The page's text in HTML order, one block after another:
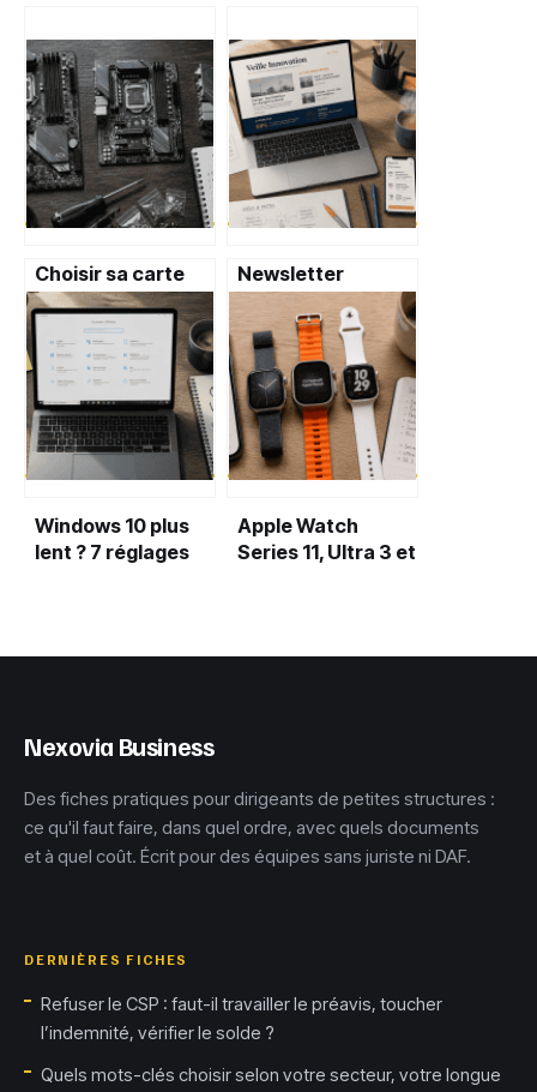
Choisir sa carte
mère : 3 erreurs
fatales qui brident
les performances
de votre PC
Newsletter
innovation : 10
articles clés et 3
méthodes pour
maîtriser votre
veille stratégique
Windows 10 plus
lent ? 7 réglages
Apple Watch
Series 11, Ultra 3 et
Nexovia Business
Des fiches pratiques pour dirigeants de petites structures :
ce qu'il faut faire, dans quel ordre, avec quels documents
et à quel coût. Écrit pour des équipes sans juriste ni DAF.
DERNIÈRES FICHES
Refuser le CSP : faut-il travailler le préavis, toucher
l’indemnité, vérifier le solde ?
Quels mots-clés choisir selon votre secteur, votre longue